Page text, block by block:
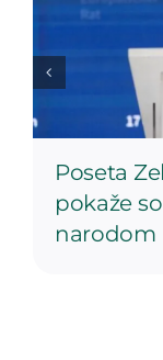
Poseta
pokaže
narodom